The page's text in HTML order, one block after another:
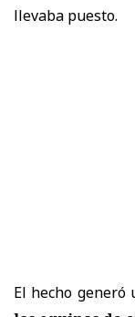
llevaba puesto.
El hecho generó